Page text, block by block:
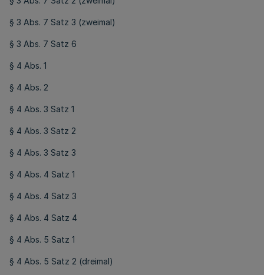
§ 3 Abs. 7 Satz 3 (zweimal)
§ 3 Abs. 7 Satz 6
§ 4 Abs. 1
§ 4 Abs. 2
§ 4 Abs. 3 Satz 1
§ 4 Abs. 3 Satz 2
§ 4 Abs. 3 Satz 3
§ 4 Abs. 4 Satz 1
§ 4 Abs. 4 Satz 3
§ 4 Abs. 4 Satz 4
§ 4 Abs. 5 Satz 1
§ 4 Abs. 5 Satz 2 (dreimal)